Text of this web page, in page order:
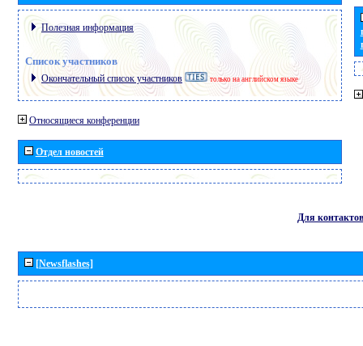
Полезная информация
Список участников
Окончательный список участников только на английском языке
Относящиеся конференции
Отдел новостей
Для контактов
[Newsflashes]